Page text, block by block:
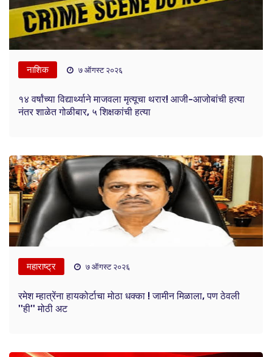
नाशिक ७ ऑगस्ट २०२६
१४ वर्षांच्या विद्यार्थ्याने माजवला मृत्यूचा थरार! आजी-आजोबांची हत्या
नंतर शाळेत गोळीबार, ५ शिक्षकांची हत्या
महाराष्ट्र ७ ऑगस्ट २०२६
रमेश म्हात्रेंना हायकोर्टाचा मोठा धक्का ! जामीन मिळाला, पण ठेवली
''ही'' मोठी अट